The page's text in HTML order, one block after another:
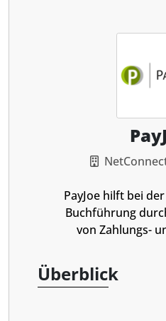
PayJoe hilft bei
Buchführung
von Zahlungs-
Überblick